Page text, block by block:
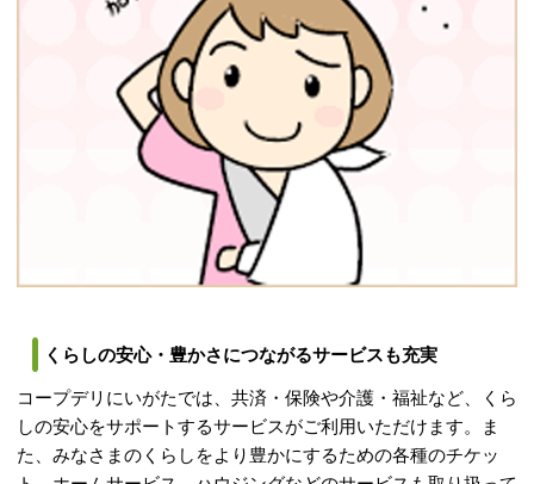
くらしの安心・豊かさにつながるサービスも充実
コープデリにいがたでは、共済・保険や介護・福祉など、くら
しの安心をサポートするサービスがご利用いただけます。ま
た、みなさまのくらしをより豊かにするための各種のチケッ